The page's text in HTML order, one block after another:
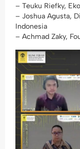
– Teuku Riefky,
– Joshua Agusta,
Indonesia
– Achmad Zaky,